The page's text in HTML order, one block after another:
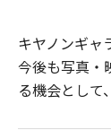
キヤノンギャ
今後も写真・
る機会として